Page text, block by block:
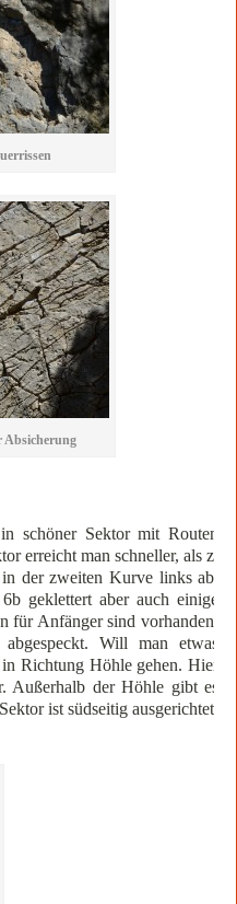
Absicherung
schöner Sektor mit Routen
erreicht man schneller, als z.
der zweiten Kurve links ab.
geklettert aber auch einige
für Anfänger sind vorhanden.
Will man etwas
Richtung Höhle gehen. Hier
Außerhalb der Höhle gibt es
ist südseitig ausgerichtet,